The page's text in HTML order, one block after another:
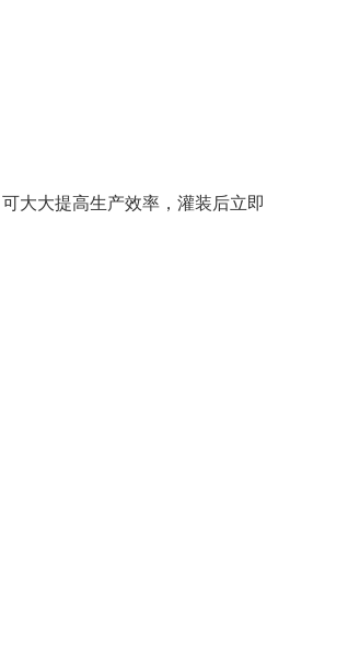
大大提高生产效率，灌装后立即